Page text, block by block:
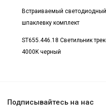
Встраиваемый
шпаклевку комплект
ST655.446.18 Светильник
4000K черный
Подписывайтесь на нас